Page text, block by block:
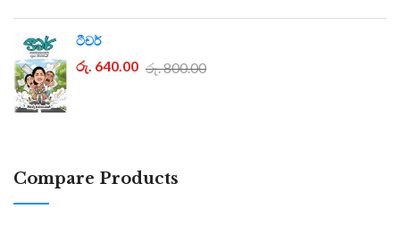
ටීචර්
රු. 640.00 රු. 800.00
Compare Products